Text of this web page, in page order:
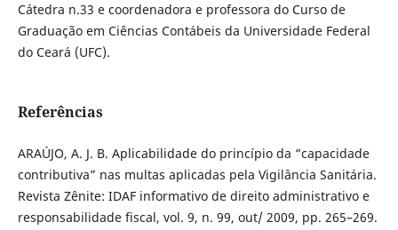
Cátedra n.33 e coordenadora e professora do Curso de
Graduação em Ciências Contábeis da Universidade Federal
do Ceará (UFC).
Referências
ARAÚJO, A. J. B. Aplicabilidade do princípio da “capacidade
contributiva” nas multas aplicadas pela Vigilância Sanitária.
Revista Zênite: IDAF informativo de direito administrativo e
responsabilidade fiscal, vol. 9, n. 99, out/ 2009, pp. 265–269.